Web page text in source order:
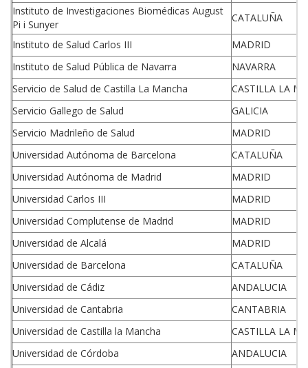
Instituto de Investigaciones Biomédicas August
Pi i Sunyer
CATALUÑA
Instituto de Salud Carlos III
MADRID
Instituto de Salud Pública de Navarra
NAVARRA
Servicio de Salud de Castilla La Mancha
CASTILLA LA
Servicio Gallego de Salud
GALICIA
Servicio Madrileño de Salud
MADRID
Universidad Autónoma de Barcelona
CATALUÑA
Universidad Autónoma de Madrid
MADRID
Universidad Carlos III
MADRID
Universidad Complutense de Madrid
MADRID
Universidad de Alcalá
MADRID
Universidad de Barcelona
CATALUÑA
Universidad de Cádiz
ANDALUCIA
Universidad de Cantabria
CANTABRIA
Universidad de Castilla la Mancha
CASTILLA LA
Universidad de Córdoba
ANDALUCIA